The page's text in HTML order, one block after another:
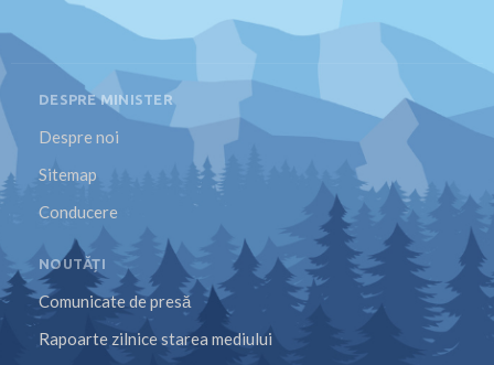
DESPRE MINISTER
Despre noi
Sitemap
Conducere
NOUTĂȚI
Comunicate de presă
Rapoarte zilnice starea mediului